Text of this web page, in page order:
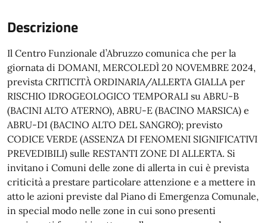
Descrizione
Il Centro Funzionale d’Abruzzo comunica che per la
giornata di DOMANI, MERCOLEDÌ 20 NOVEMBRE 2024,
prevista CRITICITÀ ORDINARIA/ALLERTA GIALLA per
RISCHIO IDROGEOLOGICO TEMPORALI su ABRU-B
(BACINI ALTO ATERNO), ABRU-E (BACINO MARSICA) e
ABRU-D1 (BACINO ALTO DEL SANGRO); previsto
CODICE VERDE (ASSENZA DI FENOMENI SIGNIFICATIVI
PREVEDIBILI) sulle RESTANTI ZONE DI ALLERTA. Si
invitano i Comuni delle zone di allerta in cui è prevista
criticità a prestare particolare attenzione e a mettere in
atto le azioni previste dal Piano di Emergenza Comunale,
in special modo nelle zone in cui sono presenti